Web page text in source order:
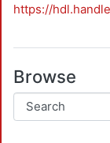
https://
Browse